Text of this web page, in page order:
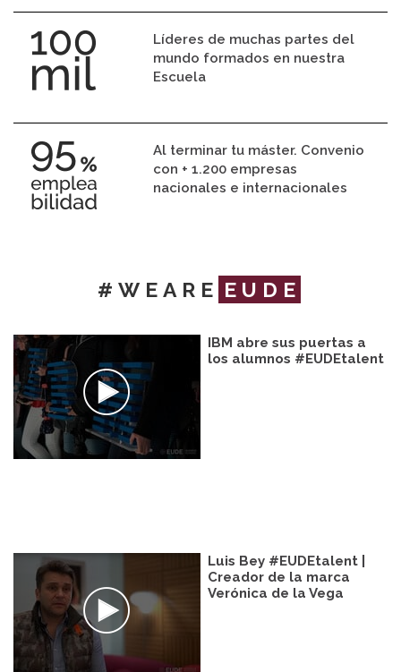
Líderes de muchas partes del
mundo formados en nuestra
Escuela
Al terminar tu máster. Convenio
con + 1.200 empresas
nacionales e internacionales
#WEARE EUDE
IBM abre sus puertas a
los alumnos #EUDEtalent
Luis Bey #EUDEtalent |
Creador de la marca
Verónica de la Vega